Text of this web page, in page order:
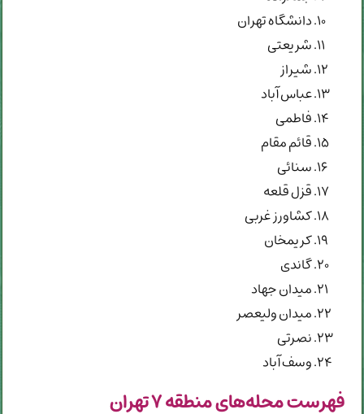
دانشگاه تهران
شریعتی
شیراز
عباس آباد
فاطمی
قائم مقام
سنائی
قزل قلعه
کشاورز غربی
کریمخان
گاندی
میدان جهاد
میدان ولیعصر
نصرتی
وسف آباد
فهرست محله‌های منطقه ۷ تهران